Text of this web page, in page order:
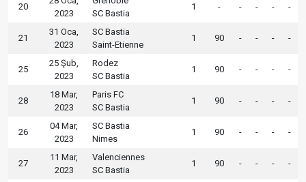
20
2023
SC Bastia
1 - - - - -
21
31 Oca,
2023
SC Bastia
Saint-Etienne
1 90 - - - -
25
25 Şub,
2023
Rodez
SC Bastia
1 90 - - - -
28
18 Mar,
2023
Paris FC
SC Bastia
1 90 - - - -
26
04 Mar,
2023
SC Bastia
Nimes
1 90 - - - -
27
11 Mar,
2023
Valenciennes
SC Bastia
1 90 - - - -